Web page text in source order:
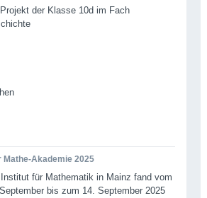
der Klasse 10d im Fach
Mathe-Akademie 2025
für Mathematik in Mainz fand vom
bis zum 14. September 2025